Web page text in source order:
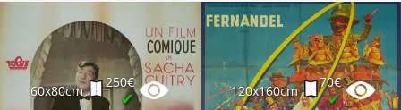
60x80cm
250€
✔ 120x160cm
70€
✔